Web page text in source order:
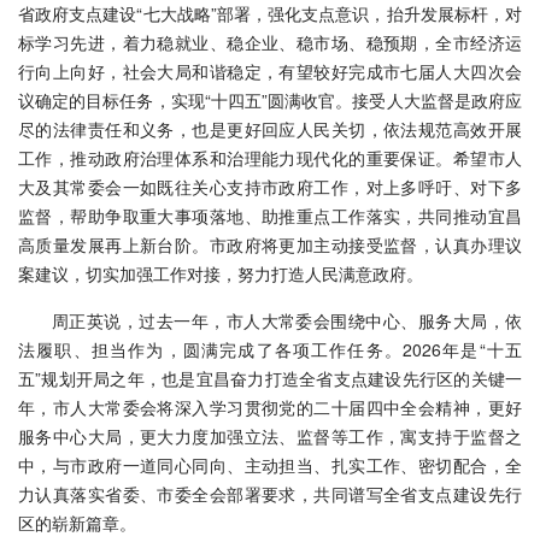
省政府支点建设“七大战略”部署，强化支点意识，抬升发展标杆，对
标学习先进，着力稳就业、稳企业、稳市场、稳预期，全市经济运
行向上向好，社会大局和谐稳定，有望较好完成市七届人大四次会
议确定的目标任务，实现“十四五”圆满收官。接受人大监督是政府应
尽的法律责任和义务，也是更好回应人民关切，依法规范高效开展
工作，推动政府治理体系和治理能力现代化的重要保证。希望市人
大及其常委会一如既往关心支持市政府工作，对上多呼吁、对下多
监督，帮助争取重大事项落地、助推重点工作落实，共同推动宜昌
高质量发展再上新台阶。市政府将更加主动接受监督，认真办理议
案建议，切实加强工作对接，努力打造人民满意政府。
周正英说，过去一年，市人大常委会围绕中心、服务大局，依
法履职、担当作为，圆满完成了各项工作任务。2026年是“十五
五”规划开局之年，也是宜昌奋力打造全省支点建设先行区的关键一
年，市人大常委会将深入学习贯彻党的二十届四中全会精神，更好
服务中心大局，更大力度加强立法、监督等工作，寓支持于监督之
中，与市政府一道同心同向、主动担当、扎实工作、密切配合，全
力认真落实省委、市委全会部署要求，共同谱写全省支点建设先行
区的崭新篇章。